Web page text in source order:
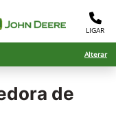
LIGAR
Alterar
de